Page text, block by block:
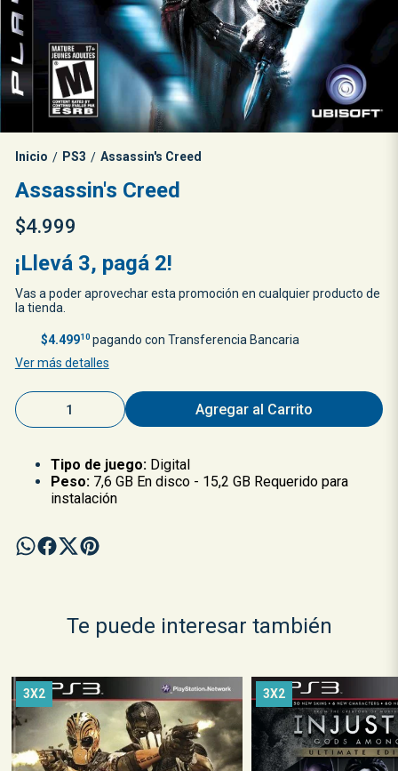
Inicio / PS3 / Assassin's Creed
Assassin's Creed
$4.999
¡Llevá 3, pagá 2!
Vas a poder aprovechar esta promoción en cualquier producto de
la tienda.
$4.49910pagando con Transferencia Bancaria
Ver más detalles
Agregar al Carrito
Tipo de juego: Digital
Peso: 7,6 GB En disco - 15,2 GB Requerido para
instalación
Te puede interesar también
3X2 3X2